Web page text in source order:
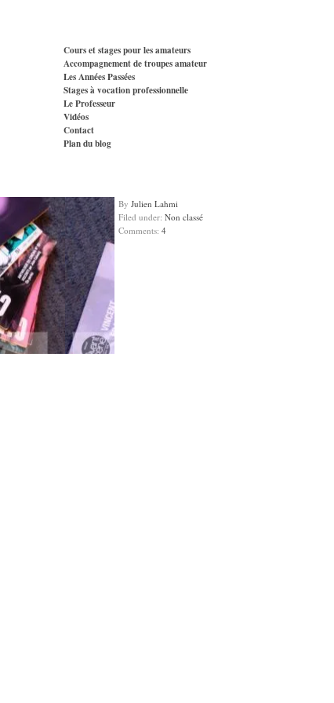
Cours et stages pour les amateurs
Accompagnement de troupes amateur
Les Années Passées
Stages à vocation professionnelle
Le Professeur
Vidéos
Contact
Plan du blog
By Julien Lahmi
Filed under: Non classé
Comments: 4